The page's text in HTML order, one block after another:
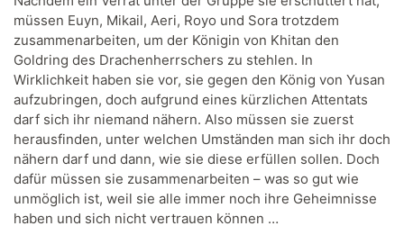
müssen Euyn, Mikail, Aeri, Royo und Sora trotzdem
zusammenarbeiten, um der Königin von Khitan den
Goldring des Drachenherrschers zu stehlen. In
Wirklichkeit haben sie vor, sie gegen den König von Yusan
aufzubringen, doch aufgrund eines kürzlichen Attentats
darf sich ihr niemand nähern. Also müssen sie zuerst
herausfinden, unter welchen Umständen man sich ihr doch
nähern darf und dann, wie sie diese erfüllen sollen. Doch
dafür müssen sie zusammenarbeiten – was so gut wie
unmöglich ist, weil sie alle immer noch ihre Geheimnisse
haben und sich nicht vertrauen können …